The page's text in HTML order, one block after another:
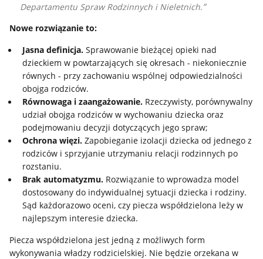
Departamentu Spraw Rodzinnych i Nieletnich.
Nowe rozwiązanie to:
Jasna definicja.Sprawowanie bieżącej opieki nad
dzieckiem w powtarzających się okresach - niekoniecznie
równych - przy zachowaniu wspólnej odpowiedzialności
obojga rodziców.
Równowaga i zaangażowanie. Rzeczywisty, porównywalny
udział obojga rodziców w wychowaniu dziecka oraz
podejmowaniu decyzji dotyczących jego spraw;
Ochrona więzi.Zapobieganie izolacji dziecka od jednego z
rodziców i sprzyjanie utrzymaniu relacji rodzinnych po
rozstaniu.
Brak automatyzmu. Rozwiązanie to wprowadza model
dostosowany do indywidualnej sytuacji dziecka i rodziny.
Sąd każdorazowo oceni, czy piecza współdzielona leży w
najlepszym interesie dziecka.
Piecza współdzielona jest jedną z możliwych form
wykonywania władzy rodzicielskiej. Nie będzie orzekana w